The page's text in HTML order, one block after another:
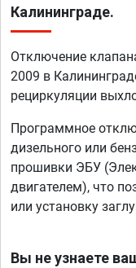
Калининграде.
Отключение
2009 в
рециркуляции
Программное
дизельного или
прошивки ЭБУ
двигателем), что
или установку
Вы не узнаете